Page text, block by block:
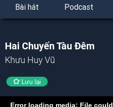
Bài hát Podcast
Hai Chuyến Tàu Đêm
Khưu Huy Vũ
Lưu lại
Error loading media: File